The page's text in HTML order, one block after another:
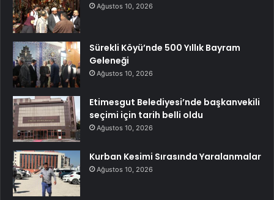
Ağustos 10, 2026
Sürekli Köyü’nde 500 Yıllık Bayram
Geleneği
Ağustos 10, 2026
Etimesgut Belediyesi’nde başkanvekili
seçimi için tarih belli oldu
Ağustos 10, 2026
Kurban Kesimi Sırasında Yaralanmalar
Ağustos 10, 2026